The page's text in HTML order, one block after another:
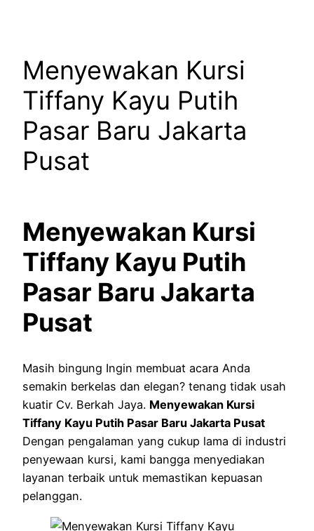
Menyewakan Kursi
Tiffany Kayu Putih
Pasar Baru Jakarta
Pusat
Menyewakan Kursi
Tiffany Kayu Putih
Pasar Baru Jakarta
Pusat
Masih bingung Ingin membuat acara Anda
semakin berkelas dan elegan? tenang tidak usah
kuatir Cv. Berkah Jaya. Menyewakan Kursi
Tiffany Kayu Putih Pasar Baru Jakarta Pusat
Dengan pengalaman yang cukup lama di industri
penyewaan kursi, kami bangga menyediakan
layanan terbaik untuk memastikan kepuasan
pelanggan.